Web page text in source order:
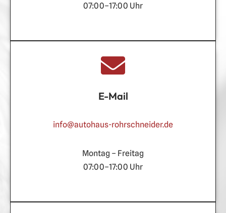
07:00–17:00 Uhr
E-Mail
info@autohaus-rohrschneider.de
Montag – Freitag
07:00–17:00 Uhr